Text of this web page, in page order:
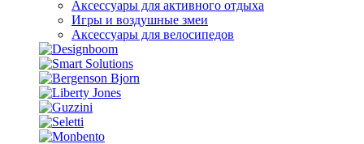
Аксессуары для активного отдыха
Игры и воздушные змеи
Аксессуары для велосипедов